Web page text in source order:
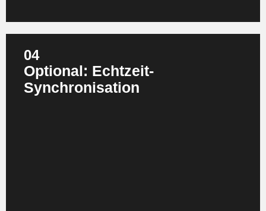
04
Optional: Echtzeit‑
Synchronisation
Je nach Ziel des digitalen Zwillings muss die Verbindung
zwischen physischer und digitaler Welt stabil, sicher und